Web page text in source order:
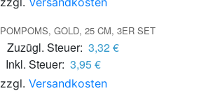
POMPOMS, GOLD, 25 CM, 3ER SET
Zuzügl. Steuer: 3,32 €
Inkl. Steuer: 3,95 €
zzgl. Versandkosten